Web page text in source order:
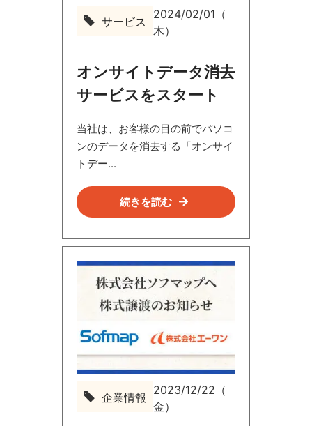
サ
ス
サービス
2024/02/01（
木）
オンサイトデータ消去
サービスをスタート
当社は、お客様の目の前でパソコ
ンのデータを消去する「オンサイ
トデー...
続きを読む
企
企業情報
2023/12/22（
金）